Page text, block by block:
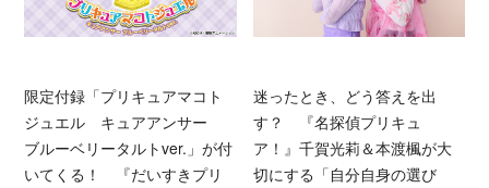
限定付録「プリキュアマコト
ジュエル キュアアンサー
ブルーベリータルトver.」が付
いてくる！ 『だいすきプリ
迷ったとき、どう答えを出
す？ 『名探偵プリキュ
ア！』千賀光莉＆本渡楓が大
切にする「自分自身の選び